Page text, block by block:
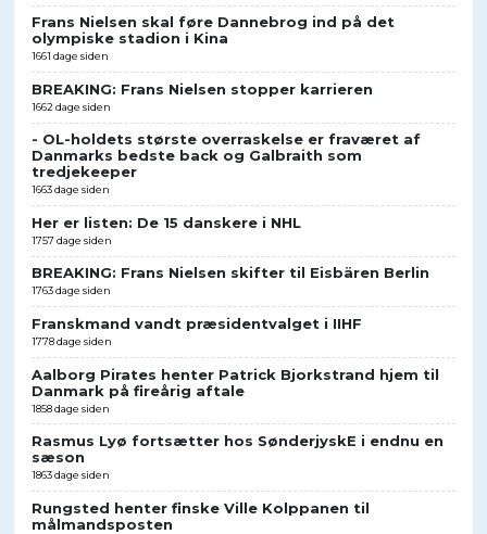
Frans Nielsen skal føre Dannebrog ind på det
olympiske stadion i Kina
1661 dage siden
BREAKING: Frans Nielsen stopper karrieren
1662 dage siden
- OL-holdets største overraskelse er fraværet af
Danmarks bedste back og Galbraith som
tredjekeeper
1663 dage siden
Her er listen: De 15 danskere i NHL
1757 dage siden
BREAKING: Frans Nielsen skifter til Eisbären Berlin
1763 dage siden
Franskmand vandt præsidentvalget i IIHF
1778 dage siden
Aalborg Pirates henter Patrick Bjorkstrand hjem til
Danmark på fireårig aftale
1858 dage siden
Rasmus Lyø fortsætter hos SønderjyskE i endnu en
sæson
1863 dage siden
Rungsted henter finske Ville Kolppanen til
målmandsposten